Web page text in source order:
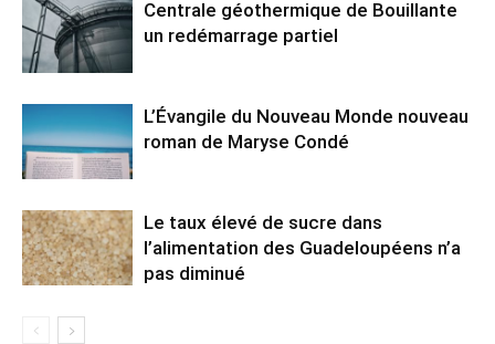
Centrale géothermique de Bouillante
un redémarrage partiel
L’Évangile du Nouveau Monde nouveau
roman de Maryse Condé
Le taux élevé de sucre dans
l’alimentation des Guadeloupéens n’a
pas diminué